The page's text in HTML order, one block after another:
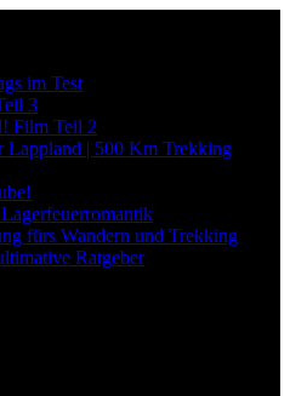
im Test
3
Film Teil 2
Lappland | 500 Km Trekking
fürs Wandern und Trekking
Ratgeber